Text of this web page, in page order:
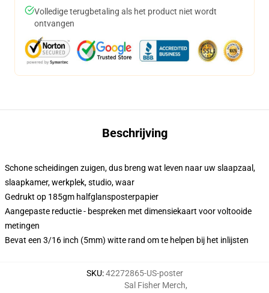
Volledige terugbetaling als het product niet wordt
ontvangen
Beschrijving
Schone scheidingen zuigen, dus breng wat leven naar uw slaapzaal,
slaapkamer, werkplek, studio, waar
Gedrukt op 185gm halfglansposterpapier
Aangepaste reductie - bespreken met dimensiekaart voor voltooide
metingen
Bevat een 3/16 inch (5mm) witte rand om te helpen bij het inlijsten
SKU:42272865-US-poster
Sal Fisher Merch,